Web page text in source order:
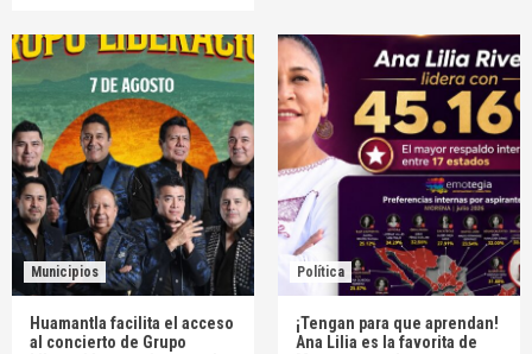
Municipios
Huamantla facilita el acceso
al concierto de Grupo
Política
¡Tengan para que aprendan!
Ana Lilia es la favorita de